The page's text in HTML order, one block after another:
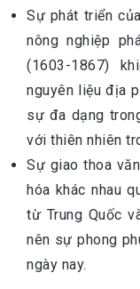
Sự phát triển
nông nghiệp
(1603-1867)
nguyên liệu địa
sự đa dạng
với thiên nhiên
Sự giao thoa
hóa khác nhau
từ Trung Quốc
nên sự phong
ngày nay.